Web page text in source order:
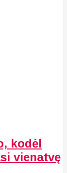
kodėl
vienatvę